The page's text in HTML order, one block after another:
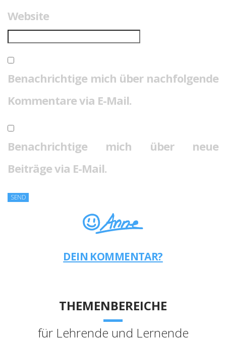
Website
Benachrichtige mich über nachfolgende
Kommentare via E-Mail.
Benachrichtige mich über neue
Beiträge via E-Mail.
DEIN KOMMENTAR?
THEMENBEREICHE
für Lehrende und Lernende